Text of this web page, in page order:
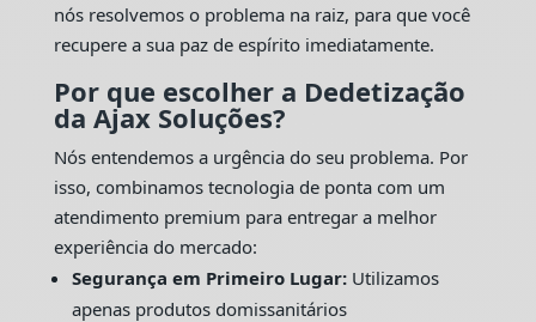
nós resolvemos o problema na raiz, para que você
recupere a sua paz de espírito imediatamente.
Por que escolher a Dedetização
da Ajax Soluções?
Nós entendemos a urgência do seu problema. Por
isso, combinamos tecnologia de ponta com um
atendimento premium para entregar a melhor
experiência do mercado:
Segurança em Primeiro Lugar:Utilizamos
apenas produtos domissanitários